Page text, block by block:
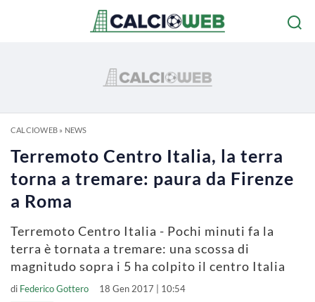
CALCIOWEB» NEWS
Terremoto Centro Italia, la terra
torna a tremare: paura da Firenze
a Roma
Terremoto Centro Italia - Pochi minuti fa la
terra è tornata a tremare: una scossa di
magnitudo sopra i 5 ha colpito il centro Italia
di Federico Gottero 18 Gen 2017 | 10:54